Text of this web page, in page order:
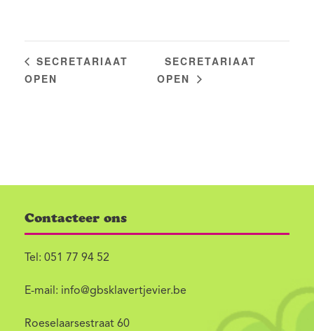
SECRETARIAAT
OPEN
SECRETARIAAT
OPEN
Contacteer ons
Tel: 051 77 94 52
E-mail: info@gbsklavertjevier.be
Roeselaarsestraat 60